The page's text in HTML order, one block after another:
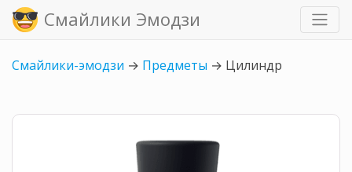
Смайлики Эмодзи
Смайлики-эмодзи → Предметы → Цилиндр